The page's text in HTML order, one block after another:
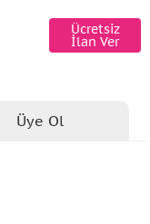
Ücretsiz
İlan Ver
Üye Ol